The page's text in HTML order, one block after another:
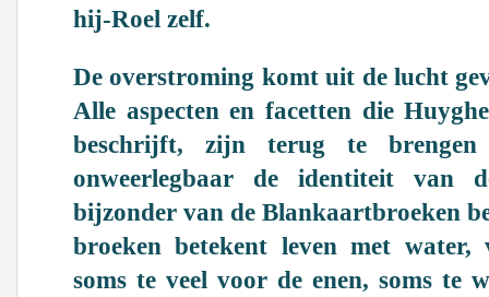
hij-Roel zelf.
De overstroming komt uit de lucht
Alle aspecten en facetten die
beschrijft, zijn terug te
onweerlegbaar de identiteit van
bijzonder van de Blankaartbroeken
broeken betekent leven met water,
soms te veel voor de enen, soms te